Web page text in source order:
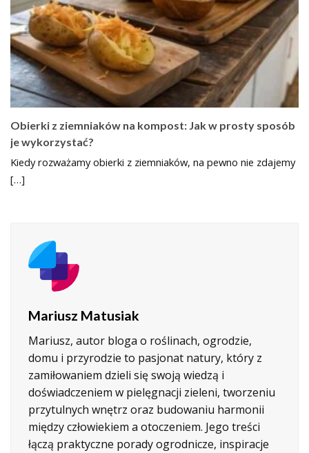
Obierki z ziemniaków na kompost: Jak w prosty sposób
je wykorzystać?
Kiedy rozważamy obierki z ziemniaków, na pewno nie zdajemy
[…]
Mariusz Matusiak
Mariusz, autor bloga o roślinach, ogrodzie,
domu i przyrodzie to pasjonat natury, który z
zamiłowaniem dzieli się swoją wiedzą i
doświadczeniem w pielęgnacji zieleni, tworzeniu
przytulnych wnętrz oraz budowaniu harmonii
między człowiekiem a otoczeniem. Jego treści
łączą praktyczne porady ogrodnicze, inspiracje